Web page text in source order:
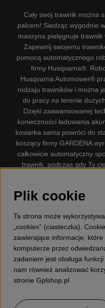
Cały swój trawnik można
palcem! Siedząc wygodnie
maszyna pielęgnuje trawnik
Zapewnij swojemu
pomocą automatycznego
firmy Husqvarna®.
Husqvarna Automower®
rodzaju trawników i można
do pracy na terenie
Dzięki zaawansowanej
konieczności ładowania
kosiarka sama powróci do
koszący firmy GARDENA
całkowicie automatyczny
trawnik, podczas gdy Ty
dostępną na rynku.
ochronna, Wykaszarki,
Kultywatory, Dmuchawy,
Odkurzacz, Przecinarki,
Smary, Pojemniki,
Plik cookie
Ta strona może
„cookies” (ciasteczka).
zawierające informacje,
komputerze przez
zadaniem jest obsługa
nam również analizować
stronie Gplshop.pl